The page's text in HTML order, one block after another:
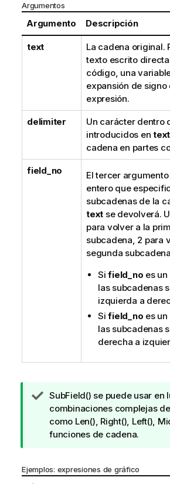
Argumentos
Argumento Descripción
text
La cadena original.
texto escrito
código, una
expansión de signo
expresión.
delimiter
Un carácter dentro
introducidos en text
cadena en partes
field_no
El tercer
entero que
subcadenas de la
text se devolverá.
para volver a la
subcadena, 2 para
segunda
Sifield_no es
las subcadenas
izquierda a
Sifield_no es
las subcadenas
derecha a
N
o
t
a
s
SubField() se puede usar en
combinaciones complejas
como Len(), Right(), Left(),
funciones de cadena.
Ejemplos: expresiones de gráfico